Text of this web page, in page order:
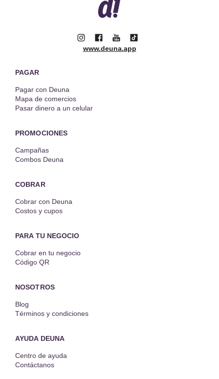
www.deuna.app
PAGAR
Pagar con Deuna
Mapa de comercios
Pasar dinero a un celular
PROMOCIONES
Campañas
Combos Deuna
COBRAR
Cobrar con Deuna
Costos y cupos
PARA TU NEGOCIO
Cobrar en tu negocio
Código QR
NOSOTROS
Blog
Términos y condiciones
AYUDA DEUNA
Centro de ayuda
Contáctanos